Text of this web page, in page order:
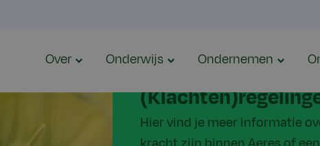
Over Onderwijs Ondernemen
Hier vind je meer informatie